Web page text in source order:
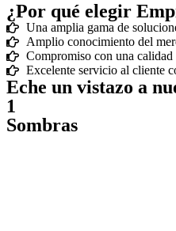
¿Por qué elegir
Una amplia gama de
Amplio conocimiento del
Compromiso con una
Excelente servicio al cliente
Eche un vistazo a
1
Sombras